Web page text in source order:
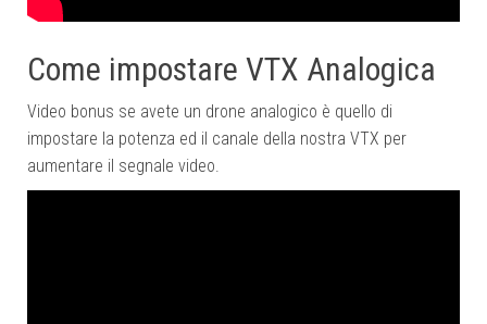
Come impostare VTX Analogica
Video bonus se avete un drone analogico è quello di
impostare la potenza ed il canale della nostra VTX per
aumentare il segnale video.